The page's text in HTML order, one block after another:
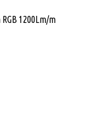
1200Lm/m